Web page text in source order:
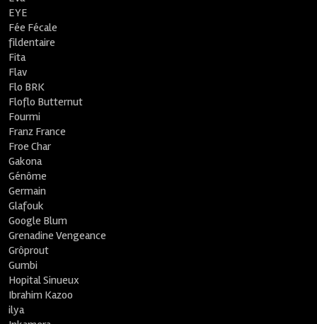
EYE
Fée Fécale
fildentaire
Fita
Flav
Flo BRK
Floflo Butternut
Fourmi
Franz France
Froe Char
Gakona
Génôme
Germain
Glafouk
Google Blum
Grenadine Vengeance
Grôprout
Gumbi
Hopital Sinueux
Ibrahim Kazoo
ilya